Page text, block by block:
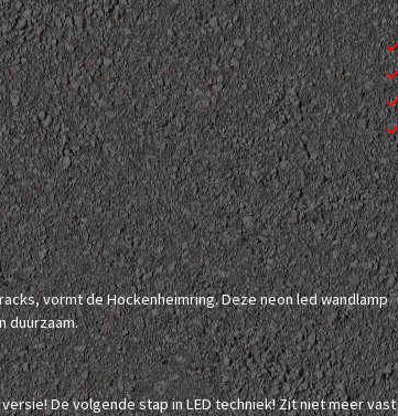
vormt de Hockenheimring. Deze neon led wandlamp
duurzaam.
De volgende stap in LED techniek! Zit niet meer vast